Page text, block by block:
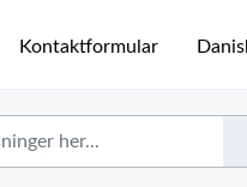
Kontaktformular